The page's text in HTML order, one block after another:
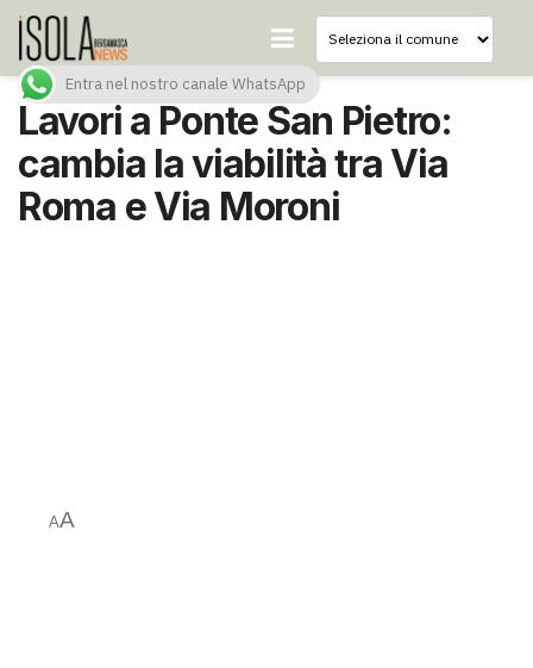
Lavori a Ponte San Pietro:
cambia la viabilità tra Via
Roma e Via Moroni
AA
Entra nel nostro canale WhatsApp